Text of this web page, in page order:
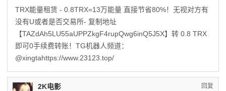
TRX能量租赁 - 0.8TRX=13万能量 直接节省80%！无视对方有
没有U或者是否交易所- 复制地址
【TAZdAh5LU55aUPPZkgF4rupQwg6inQ5J5X】转 0.8 TRX
即可0手续费转账！TG机器人频道：
@xingtahttps://www.23123.top/
2K电影 回复